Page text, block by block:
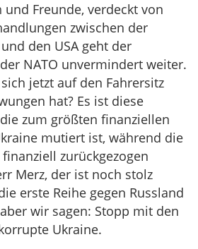
und Freunde, verdeckt von
zwischen der
den USA geht der
NATO unvermindert weiter.
jetzt auf den Fahrersitz
hat? Es ist diese
zum größten finanziellen
mutiert ist, während die
zurückgezogen
Merz, der ist noch stolz
erste Reihe gegen Russland
wir sagen: Stopp mit den
Ukraine.